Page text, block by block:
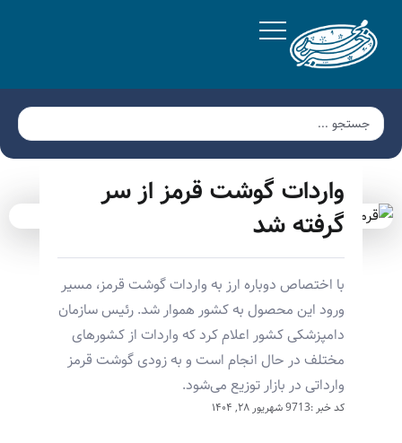
واردات گوشت قرمز از سر
گرفته شد
با اختصاص دوباره ارز به واردات گوشت قرمز، مسیر
ورود این محصول به کشور هموار شد. رئیس سازمان
دامپزشکی کشور اعلام کرد که واردات از کشورهای
مختلف در حال انجام است و به زودی گوشت قرمز
وارداتی در بازار توزیع می‌شود.
کد خبر :9713 شهریور ۲۸, ۱۴۰۴